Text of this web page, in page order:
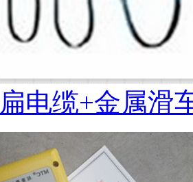
电缆+金属滑